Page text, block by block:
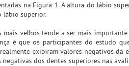
na Figura 1. A altura do lábio
lábio superior.
velhos tende a ser mais
é que os participantes do estudo
exibiram valores negativos da
dos dentes superiores nas